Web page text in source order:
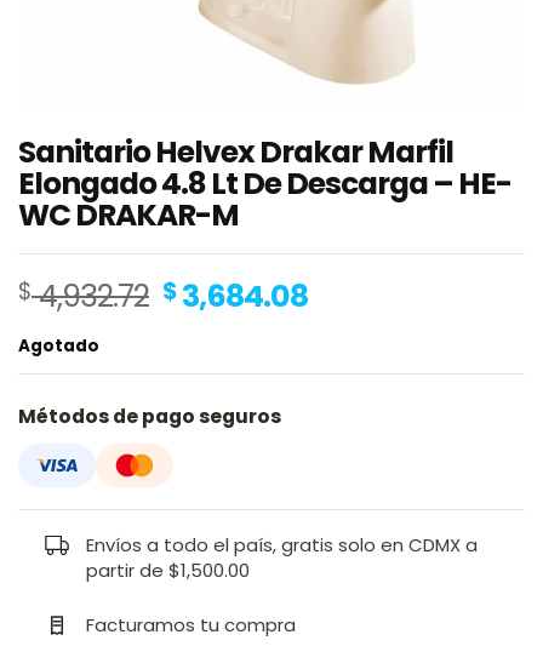
Sanitario Helvex Drakar Marfil
Elongado 4.8 Lt De Descarga – HE-
WC DRAKAR-M
$4,932.72 Original
$ 4,932.72.
$3,684.08Current
$ 3,684.08.
Agotado
Métodos de pago seguros
Envíos a todo el país, gratis solo en CDMX a
partir de $1,500.00
Facturamos tu compra